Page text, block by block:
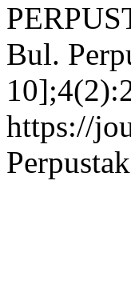
Bul.
https://